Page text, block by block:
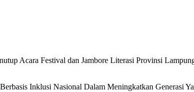
Acara Festival dan Jambore Literasi Provinsi
Inklusi Nasional Dalam Meningkatkan Generasi